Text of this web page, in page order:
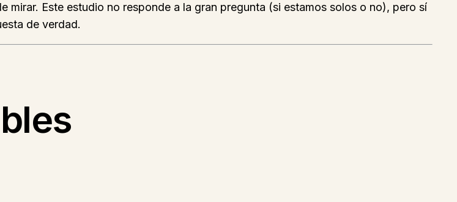
mirar. Este estudio no responde a la gran pregunta (si estamos solos o no), pero sí
de verdad.